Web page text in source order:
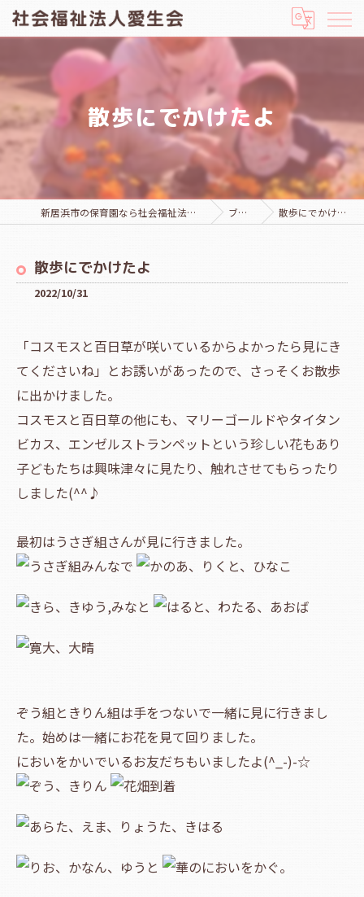
散歩にでかけたよ
新居浜市の保育園なら社会福祉法人愛生会 ブログ 散歩にでかけたよ
散歩にでかけたよ
2022/10/31
「コスモスと百日草が咲いているからよかったら見にき
てくださいね」とお誘いがあったので、さっそくお散歩
に出かけました。
コスモスと百日草の他にも、マリーゴールドやタイタン
ビカス、エンゼルストランペットという珍しい花もあり
子どもたちは興味津々に見たり、触れさせてもらったり
しました(^^♪
最初はうさぎ組さんが見に行きました。
ぞう組ときりん組は手をつないで一緒に見に行きまし
た。始めは一緒にお花を見て回りました。
においをかいでいるお友だちもいましたよ(^_-)-☆